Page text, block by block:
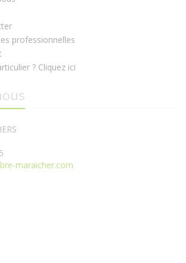
professionnelles
? Cliquez ici
maraicher.com